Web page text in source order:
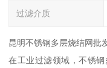
过滤介质
昆明不锈钢多层烧结网批
在工业过滤领域，不锈